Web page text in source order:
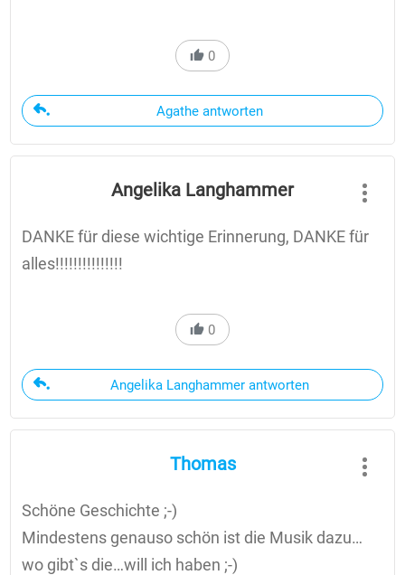
0
Agathe antworten
Angelika Langhammer
DANKE für diese wichtige Erinnerung, DANKE für
alles!!!!!!!!!!!!!!!
0
Angelika Langhammer antworten
Thomas
Schöne Geschichte ;-)
Mindestens genauso schön ist die Musik dazu…
wo gibt`s die…will ich haben ;-)